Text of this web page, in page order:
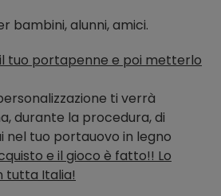
bambini, alunni, amici.
tuo portapenne e poi metterlo
ti verrà
durante la procedura, di
nel tuo portauovo in legno
e il gioco è fatto!! Lo
tutta Italia!